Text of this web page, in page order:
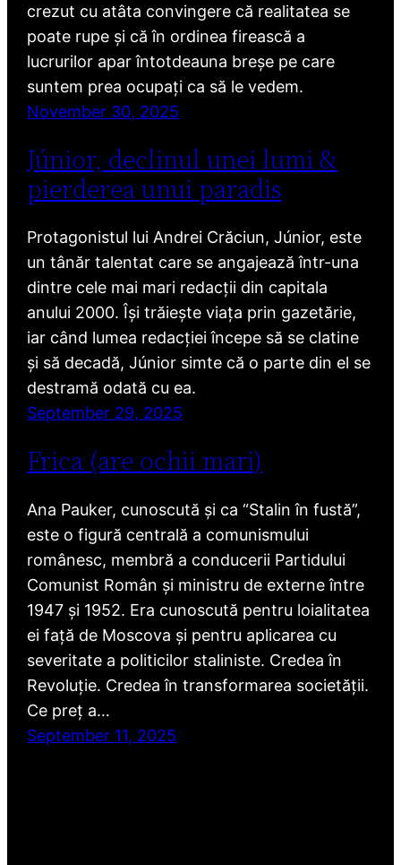
crezut cu atâta convingere că realitatea se
poate rupe și că în ordinea firească a
lucrurilor apar întotdeauna breșe pe care
suntem prea ocupați ca să le vedem.
November 30, 2025
Júnior, declinul unei lumi &
pierderea unui paradis
Protagonistul lui Andrei Crăciun, Júnior, este
un tânăr talentat care se angajează într-una
dintre cele mai mari redacții din capitala
anului 2000. Își trăiește viața prin gazetărie,
iar când lumea redacției începe să se clatine
și să decadă, Júnior simte că o parte din el se
destramă odată cu ea.
September 29, 2025
Frica (are ochii mari)
Ana Pauker, cunoscută și ca “Stalin în fustă”,
este o figură centrală a comunismului
românesc, membră a conducerii Partidului
Comunist Român și ministru de externe între
1947 și 1952. Era cunoscută pentru loialitatea
ei față de Moscova și pentru aplicarea cu
severitate a politicilor staliniste. Credea în
Revoluție. Credea în transformarea societății.
Ce preț a…
September 11, 2025